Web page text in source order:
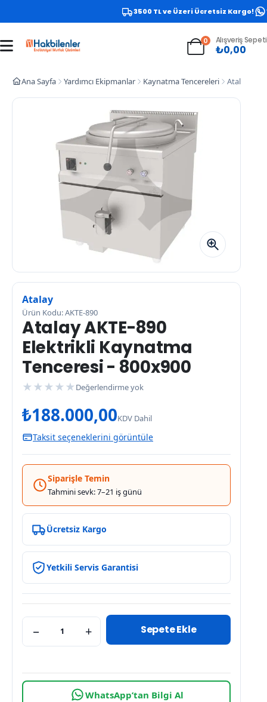
3500 TL ve Üzeri Ücretsiz Kargo!
0 Alışveriş Sepeti
₺0,00
Ana Sayfa Yardımcı Ekipmanlar Kaynatma Tencereleri Atalay
Atalay
Ürün Kodu: AKTE-890
Atalay AKTE-890
Elektrikli Kaynatma
Tenceresi - 800x900
★ ★ ★ ★ ★ Değerlendirme yok
₺188.000,00KDV Dahil
Taksit seçeneklerini görüntüle
Siparişle Temin
Tahmini sevk: 7–21 iş günü
Ücretsiz Kargo
Yetkili Servis Garantisi
− + Sepete Ekle
WhatsApp’tan Bilgi Al